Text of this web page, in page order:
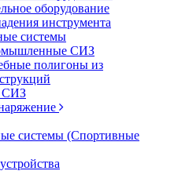
оборудование
инструмента
системы
СИЗ
полигоны из
СИЗ
системы (Спортивные